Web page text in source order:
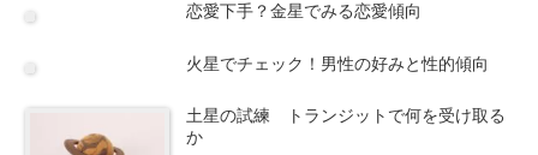
恋愛下手？金星でみる恋愛傾向
火星でチェック！男性の好みと性的傾向
土星の試練 トランジットで何を受け取る
か